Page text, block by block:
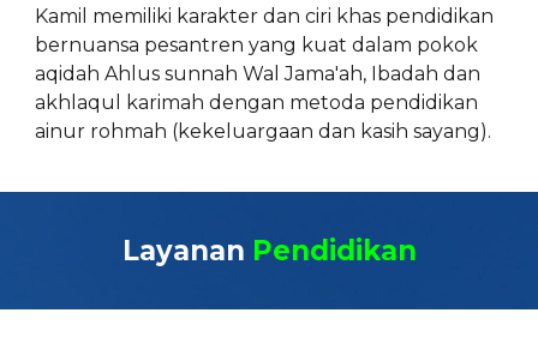
Kamil memiliki karakter dan ciri khas pendidikan
bernuansa pesantren yang kuat dalam pokok
aqidah Ahlus sunnah Wal Jama'ah, Ibadah dan
akhlaqul karimah dengan metoda pendidikan
ainur rohmah (kekeluargaan dan kasih sayang).
Layanan Pendidikan